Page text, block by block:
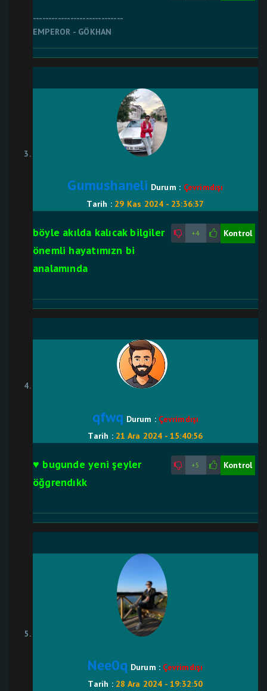
-----------------------------
EMPEROR - GÖKHAN
Gumushaneli Durum : Çevrimdışı
Tarih : 29 Kas 2024 - 23:36:37
+4 Kontrol
böyle akılda kalıcak bilgiler
önemli hayatımızn bi
analamında
qfwq Durum : Çevrimdışı
Tarih : 21 Ara 2024 - 15:40:56
+5 Kontrol
♥ bugunde yeni şeyler
öğgrendıkk
Nee0q Durum : Çevrimdışı
Tarih : 28 Ara 2024 - 19:32:50